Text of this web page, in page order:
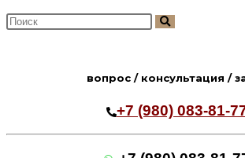
Поиск
вопрос / консультация /
+7 (980) 083-81-